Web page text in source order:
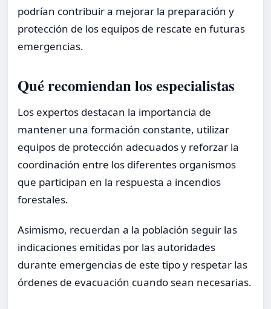
podrían contribuir a mejorar la preparación y
protección de los equipos de rescate en futuras
emergencias.
Qué recomiendan los especialistas
Los expertos destacan la importancia de
mantener una formación constante, utilizar
equipos de protección adecuados y reforzar la
coordinación entre los diferentes organismos
que participan en la respuesta a incendios
forestales.
Asimismo, recuerdan a la población seguir las
indicaciones emitidas por las autoridades
durante emergencias de este tipo y respetar las
órdenes de evacuación cuando sean necesarias.